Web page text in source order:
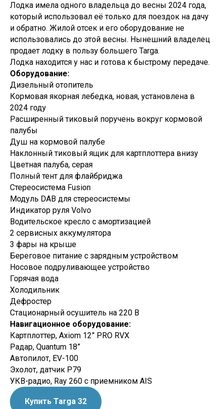
Лодка имела одного владельца до весны 2024 года,
который использовал её только для поездок на дачу
и обратно. Жилой отсек и его оборудование не
использовались до этой весны. Нынешний владелец
продает лодку в пользу большего Targa.
Лодка находится у нас и готова к быстрому передаче.
Оборудование:
Дизельный отопитель
Кормовая якорная лебедка, новая, установлена в
2024 году
Расширенный тиковый поручень вокруг кормовой
палубы
Душ на кормовой палубе
Наклонный тиковый ящик для картплоттера внизу
Цветная палуба, серая
Полный тент для флайбриджа
Стереосистема Fusion
Модуль DAB для стереосистемы
Индикатор руля Volvo
Водительское кресло с амортизацией
2 сервисных аккумулятора
3 фары на крыше
Береговое питание с зарядным устройством
Носовое подруливающее устройство
Горячая вода
Холодильник
Дефростер
Стационарный осушитель на 220 В
Навигационное оборудование:
Картплоттер, Axiom 12” PRO RVX
Радар, Quantum 18”
Автопилот, EV-100
Эхолот, датчик P79
УКВ-радио, Ray 260 с приемником AIS
Купить Targa 32